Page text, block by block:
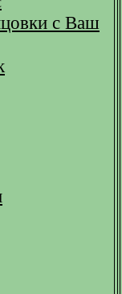
с Ваш